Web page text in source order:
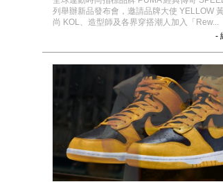
列舉辦新品發布會，邀請品牌大使 YELLOW
尚 KOL、造型師及各界穿搭潮人加入「Rew...
-